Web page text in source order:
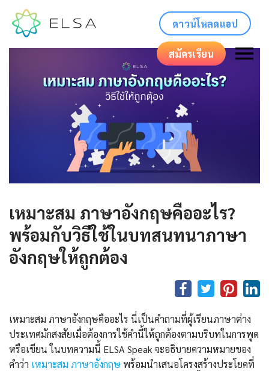
ดาวน์โหลดแอป
สมัครเรียน
เหมาะสม ภาษาอังกฤษคืออะไร?
พร้อมกับวิธีใช้ในบทสนทนาภาษา
อังกฤษให้ถูกต้อง
เหมาะสม ภาษาอังกฤษคืออะไร นี่เป็นคำถามที่ผู้เรียนภาษาต่าง
ประเทศมักสงสัยเมื่อต้องการใช้คำนี้ให้ถูกต้องตามบริบทในการพูด
หรือเขียน ในบทความนี้ ELSA Speak จะอธิบายความหมายของ
คำว่า เหมาะสม ภาษาอังกฤษพร้อมนำเสนอโครงสร้างประโยคที่